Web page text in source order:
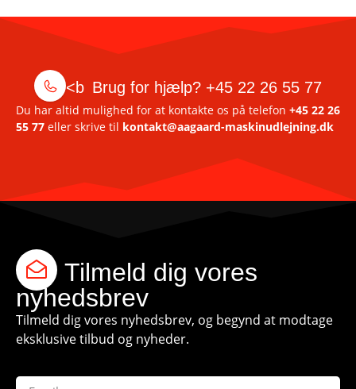
<b Brug for hjælp? +45 22 26 55 77
Du har altid mulighed for at kontakte os på telefon +45 22 26
55 77 eller skrive til kontakt@aagaard-maskinudlejning.dk
Tilmeld dig vores
nyhedsbrev
Tilmeld dig vores nyhedsbrev, og begynd at modtage
eksklusive tilbud og nyheder.